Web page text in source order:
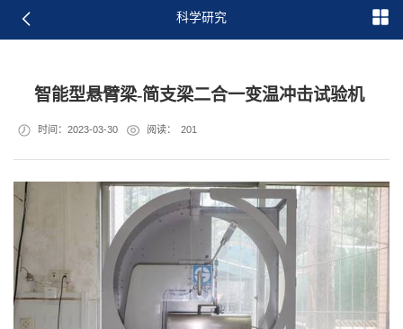
科学研究
智能型悬臂梁-简支梁二合一变温冲击试验机 ​
时间：2023-03-30 阅读： 201